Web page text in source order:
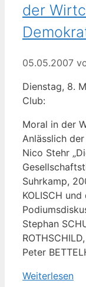
der
05.05.2007
Dienstag, 8.
Club:
Moral in der
Anlässlich
Nico Stehr
Suhrkamp,
KOLISCH
Stephan
Peter
Weiterlesen